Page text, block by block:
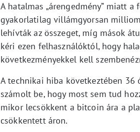
A hatalmas „árengedmény” miatt
gyakorlatilag villámgyorsan
lehívták az összeget, míg mások
kéri ezen felhasználóktól, hogy
következményekkel kell
A technikai hiba következtében
számolt be, hogy most sem tud
mikor lecsökkent a bitcoin ára a
csökkentett áron.